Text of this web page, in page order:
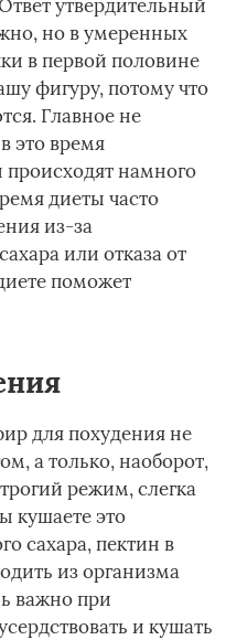
утвердительный
но в умеренных
в первой половине
фигуру, потому что
Главное не
это время
намного
диеты часто
из-за
или отказа от
поможет
для похудения не
а только, наоборот,
режим, слегка
кушаете это
сахара, пектин в
из организма
важно при
и кушать